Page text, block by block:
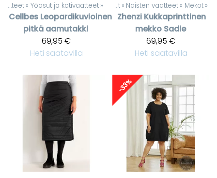
Naisten vaatteet ‪» Yöasut ja kotivaatteet ‪»
Cellbes Leopardikuvioinen
pitkä aamutakki
69,95 €
Heti saatavilla
Tuotteet ‪» Naisten vaatteet ‪» Mekot ‪»
Zhenzi Kukkaprinttinen
mekko Sadie
69,95 €
Heti saatavilla
-33%